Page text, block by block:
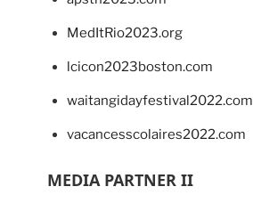
MedItRio2023.org
lcicon2023boston.com
waitangidayfestival2022.com
vacancesscolaires2022.com
MEDIA PARTNER II